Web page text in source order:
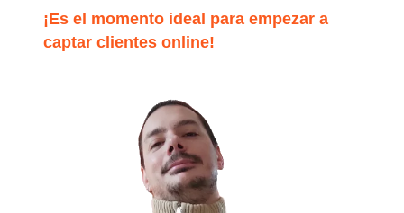
¡Es el momento ideal para empezar a
captar clientes online!